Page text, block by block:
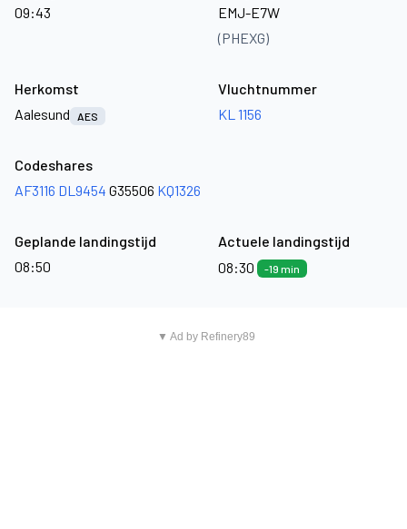
09:43
EMJ-E7W
(PHEXG)
Herkomst
Aalesund
AES
Vluchtnummer
KL 1156
Codeshares
AF3116 DL9454 G35506 KQ1326
Geplande landingstijd
08:50
Actuele landingstijd
08:30
-19 min
▼ Ad by Refinery89